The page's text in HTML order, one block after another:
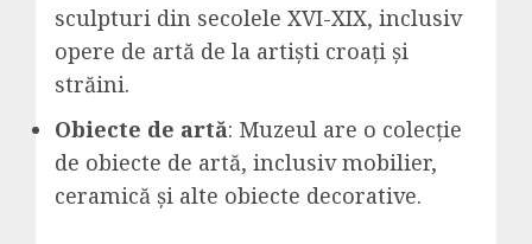
sculpturi din secolele XVI-XIX, inclusiv
opere de artă de la artiști croați și
străini.
Obiecte de artă: Muzeul are o colecție
de obiecte de artă, inclusiv mobilier,
ceramică și alte obiecte decorative.